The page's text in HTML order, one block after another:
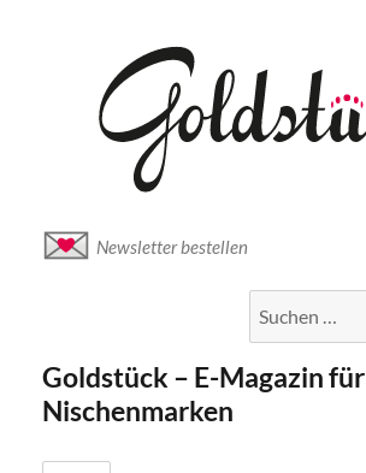
Newsletter bestellen
nach:
Goldstück – E-Magazin für
Nischenmarken